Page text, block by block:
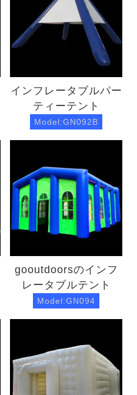
インフレータブルパー
ティーテント
Model:GN092B
gooutdoorsのインフ
レータブルテント
Model:GN094